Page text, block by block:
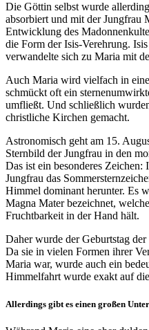
Die Göttin selbst wurde
absorbiert und mit der Jungfrau
Entwicklung des
die Form der Isis-Verehrung.
verwandelte sich zu Maria mit
Auch Maria wird vielfach in
schmückt oft ein
umfließt. Und schließlich
christliche Kirchen gemacht.
Astronomisch geht am 15.
Sternbild der Jungfrau in den
Das ist ein besonderes
Jungfrau das
Himmel dominant herunter. Es
Magna Mater bezeichnet,
Fruchtbarkeit in der Hand hält.
Daher wurde der Geburtstag
Da sie in vielen Formen ihrer
Maria war, wurde auch ein
Himmelfahrt wurde exakt auf
Allerdings gibt es einen großen